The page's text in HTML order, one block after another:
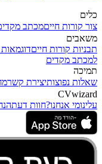
כלים
צור קורות חייםמכתב
משאבים
תבניות קורות חיים
למכתב מקדים
תמיכה
שאלות נפוצותיצירת קשר
CVwizard
עלינומי אנחנו?חוות דעת